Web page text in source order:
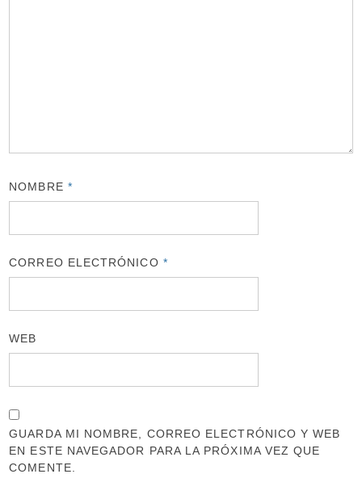
NOMBRE *
CORREO ELECTRÓNICO *
WEB
GUARDA MI NOMBRE, CORREO ELECTRÓNICO Y WEB
EN ESTE NAVEGADOR PARA LA PRÓXIMA VEZ QUE
COMENTE.